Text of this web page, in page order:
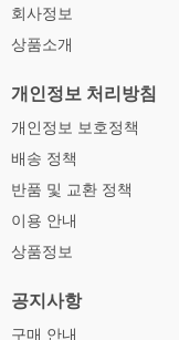
회사정보
상품소개
개인정보 처리방침
개인정보 보호정책
배송 정책
반품 및 교환 정책
이용 안내
상품정보
공지사항
구매 안내